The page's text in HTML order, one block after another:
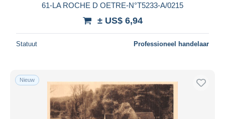
61-LA ROCHE D OETRE-N°T5233-A/0215
± US$ 6,94
Statuut Professioneel handelaar
Nieuw